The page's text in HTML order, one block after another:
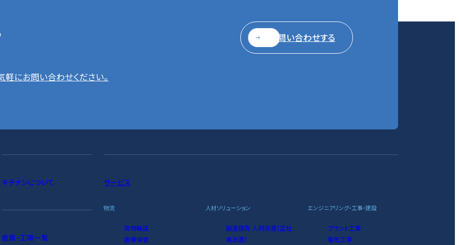
軽にお問い合わせください。
お問い合わせする
サービス
物流
貨物輸送
倉庫保管
人材ソリューション
製造請負 人材派遣（正社
員派遣）
エンジニアリング・工事・建設
プラント工事
製缶工事
キチナンについて
倉庫・工場一覧